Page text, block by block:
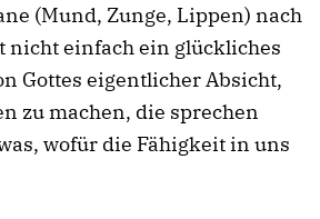
(Mund, Zunge, Lippen) nach
nicht einfach ein glückliches
Gottes eigentlicher Absicht,
zu machen, die sprechen
wofür die Fähigkeit in uns